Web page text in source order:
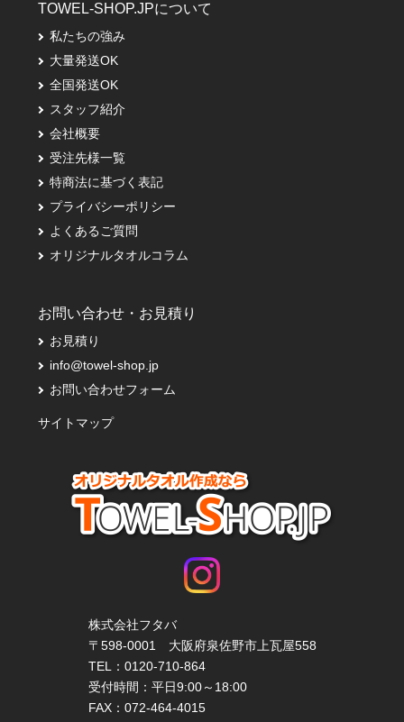
TOWEL-SHOP.JPについて
私たちの強み
大量発送OK
全国発送OK
スタッフ紹介
会社概要
受注先様一覧
特商法に基づく表記
プライバシーポリシー
よくあるご質問
オリジナルタオルコラム
お問い合わせ・お見積り
お見積り
info@towel-shop.jp
お問い合わせフォーム
サイトマップ
株式会社フタバ
〒598-0001 大阪府泉佐野市上瓦屋558
TEL： 0120-710-864
受付時間：平日9:00～18:00
FAX：072-464-4015